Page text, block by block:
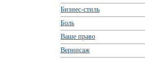
Бизнес-стиль
Боль
Ваше право
Вернисаж